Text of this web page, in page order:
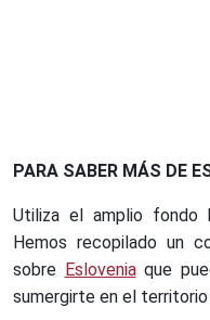
PARA SABER MÁS DE
Utiliza el amplio fondo
Hemos recopilado un
sobre Esloveniaque
sumergirte en el